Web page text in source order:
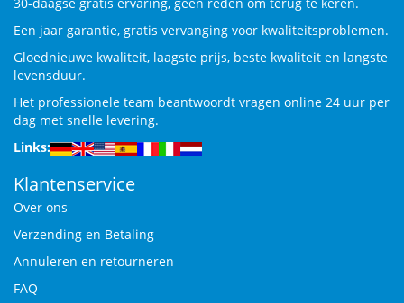
Een jaar garantie, gratis vervanging voor kwaliteitsproblemen.
Gloednieuwe kwaliteit, laagste prijs, beste kwaliteit en langste
levensduur.
Het professionele team beantwoordt vragen online 24 uur per
dag met snelle levering.
Links:
Klantenservice
Over ons
Verzending en Betaling
Annuleren en retourneren
FAQ